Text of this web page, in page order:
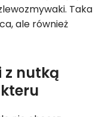
Taka
ale również
z nutką